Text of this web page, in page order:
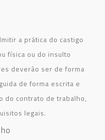
a prática do castigo
física ou do insulto
deverão ser de forma
de forma escrita e
do contrato de trabalho,
legais.